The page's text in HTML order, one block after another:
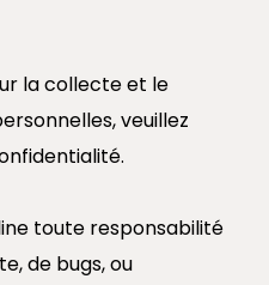
la collecte et le
veuillez
toute responsabilité
de bugs, ou